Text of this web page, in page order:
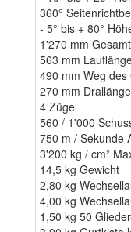
360°
- 5° bis + 80°
1'270 mm
563 mm
490 mm Weg
270 mm Drallänge
4 Züge
560 / 1'000
750 m / Sekunde
3'200 kg / cm²
14,5 kg Gewicht
2,80 kg
4,00 kg
1,50 kg 50